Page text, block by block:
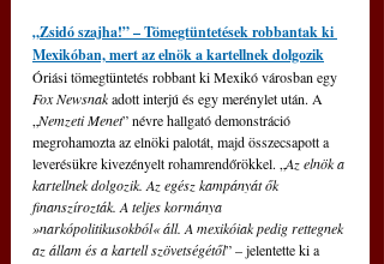
„Zsidó szajha!” – Tömegtüntetések robbantak ki
Mexikóban, mert az elnök a kartellnek dolgozik
Óriási tömegtüntetés robbant ki Mexikó városban egy
Fox Newsnak adott interjú és egy merénylet után. A
„Nemzeti Menet” névre hallgató demonstráció
megrohamozta az elnöki palotát, majd összecsapott a
leverésükre kivezényelt rohamrendőrökkel. „Az elnök a
kartellnek dolgozik. Az egész kampányát ők
finanszírozták. A teljes kormánya
»narkópolitikusokból« áll. A mexikóiak pedig rettegnek
az állam és a kartell szövetségétől” – jelentette ki a